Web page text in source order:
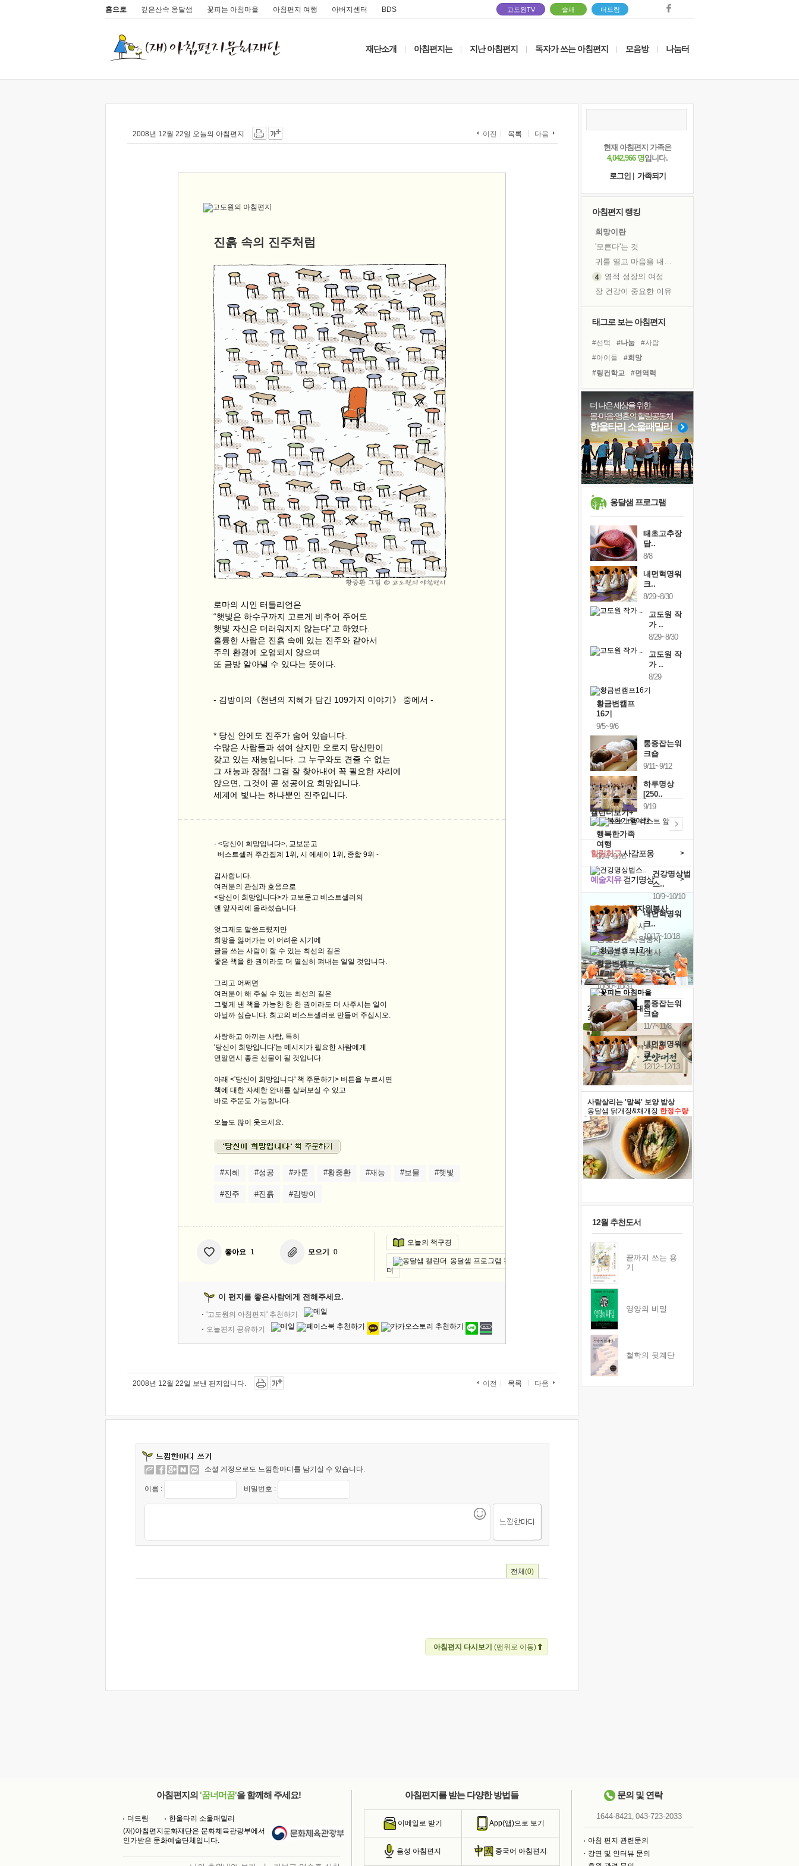
홈으로 깊은산속 옹달샘 꽃피는 아침마을 아침편지 여행 아버지센터 BDS 고도원TV 솔패 더드림
재단소개 아침편지는 지난 아침편지 독자가 쓰는 아침편지 모음방 나눔터
2008년 12월 22일 오늘의 아침편지 이전 목록 다음
진흙 속의 진주처럼
로마의 시인 터틀리언은
“햇빛은 하수구까지 고르게 비추어 주어도
햇빛 자신은 더러워지지 않는다”고 하였다.
훌륭한 사람은 진흙 속에 있는 진주와 같아서
주위 환경에 오염되지 않으며
또 금방 알아낼 수 있다는 뜻이다.
- 김방이의《천년의 지혜가 담긴 109가지 이야기》 중에서 -
* 당신 안에도 진주가 숨어 있습니다.
수많은 사람들과 섞여 살지만 오로지 당신만이
갖고 있는 재능입니다. 그 누구와도 견줄 수 없는
그 재능과 장점! 그걸 잘 찾아내어 꼭 필요한 자리에
앉으면, 그것이 곧 성공이요 희망입니다.
세계에 빛나는 하나뿐인 진주입니다.
- <당신이 희망입니다>, 교보문고
베스트셀러 주간집계 1위, 시 에세이 1위, 종합 9위 -
감사합니다.
여러분의 관심과 호응으로
<당신이 희망입니다>가 교보문고 베스트셀러의
맨 앞자리에 올라섰습니다.
엊그제도 말씀드렸지만
희망을 잃어가는 이 어려운 시기에
글을 쓰는 사람이 할 수 있는 최선의 길은
좋은 책을 한 권이라도 더 열심히 펴내는 일일 것입니다.
그리고 어쩌면
여러분이 해 주실 수 있는 최선의 길은
그렇게 낸 책을 가능한 한 한 권이라도 더 사주시는 일이
아닐까 싶습니다. 최고의 베스트셀러로 만들어 주십시오.
사랑하고 아끼는 사람, 특히
'당신이 희망입니다'는 메시지가 필요한 사람에게
연말연시 좋은 선물이 될 것입니다.
아래 <'당신이 희망입니다' 책 주문하기> 버튼을 누르시면
책에 대한 자세한 안내를 살펴보실 수 있고
바로 주문도 가능합니다.
오늘도 많이 웃으세요.
#지혜 #성공 #카툰 #황중환 #재능 #보물 #햇빛
#진주 #진흙 #김방이
좋아요 1 모으기 0
오늘의 책구경
옹달샘 프로그램 캘린
더
이 편지를 좋은사람에게 전해주세요.
'고도원의 아침편지' 추천하기
오늘편지 공유하기
2008년 12월 22일 보낸 편지입니다. 이전 목록 다음
소셜 계정으로도 느낌한마디를 남기실 수 있습니다.
이름 : 비밀번호 :
전체(0)
아침편지 다시보기 (맨위로 이동)
현재 아침편지 가족은
4,042,966 명입니다.
로그인
가족되기
아침편지 랭킹
희망이란
'모른다'는 것
귀를 열고 마음을 내어주고
영적 성장의 여정
장 건강이 중요한 이유
흙이 된 몸으로 출근하는 여자
꿈이 실제가 되는 것
'말 타는 법'을 먼저
졸업식 사진을 보며
아픈 아버지를 위한 공간 설계
극심한 변비, 어깨결림, 수면 장애
보고 싶은 어머니
유년 시절의 부산 영도 바다
못된 꼰대들
거울 속의 나
태그로 보는 아침편지
#선택 #나눔
#사람
#아이들
#희망
#링컨학교
#면역력
#힐링
#계획
#위기
#극복
#비전캠프
#유튜브
#명상
#건강
#독서
#다짐
#바이러스
#친구
#독서캠프 #삶
더 나은 세상을 위한
몸·마음·영혼의 힐링공동체
한울타리 소울패밀리
옹달샘 프로그램
태초고추장
담..
8/8
내면혁명워
크..
8/29~8/30
고도원 작
가 ..
8/29~8/30
고도원 작
가 ..
8/29
황금변캠프
16기
9/5~9/6
통증잡는워
크숍
9/11~9/12
하루명상
[250..
9/19
행복한가족
여행
9/24~9/26
건강명상법
스..
10/9~10/10
내면혁명워
크..
10/17~10/18
황금변캠프
17기
10/30~10/31
통증잡는워
크숍
11/7~11/8
내면혁명워
크..
12/12~12/13
캘린더보기+
예술치유걷기명상 >
힐링허그사감포옹 >
'옹달샘의 꽃'자원봉사
· 청년 자원봉사
· 금빛청년 자원봉사
· 음식연구 자원봉사
2026 말복 보양대전
최대74%할인
사람살리는 '말복' 보양 밥상
옹달샘 닭개장&채개장 한정수량
12월 추천도서
끝까지 쓰는 용
기
영양의 비밀
철학의 뒷계단
아침편지의 '꿈너머꿈'을 함께해 주세요!
더드림
한울타리 소울패밀리
(재)아침편지문화재단은 문화체육관광부에서
인가받은 문화예술단체입니다.
아침편지를 받는 다양한 방법들
이메일로 받기 App(앱)으로 보기
음성 아침편지 중국어 아침편지
문의 및 연락
1644-8421 043-723-2033
아침 편지 관련문의
강연 및 인터뷰 문의